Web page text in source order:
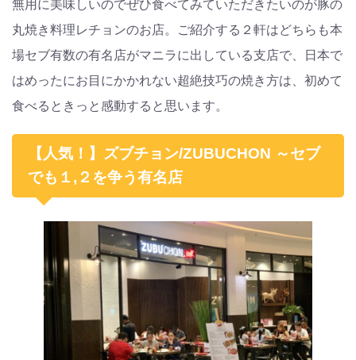
無用に美味しいのでぜひ食べてみていただきたいのが豚の
丸焼き料理レチョンのお店。ご紹介する２軒はどちらも本
場セブ有数の有名店がマニラに出している支店で、日本で
はめったにお目にかかれない超絶技巧の焼き方は、初めて
食べるときっと感動すると思います。
【人気！】ズブチョン/ZUBUCHON ～セブ
でも１,２を争う有名店